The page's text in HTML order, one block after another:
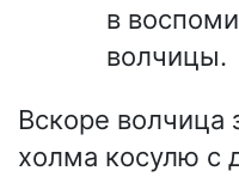
в
волчицы.
Вскоре волчица
холма косулю с